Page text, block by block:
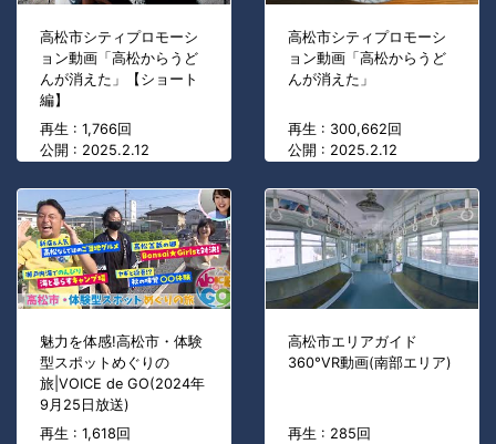
高松市シティプロモーシ
ョン動画「高松からうど
んが消えた」【ショート
編】
再生 : 1,766回
公開 : 2025.2.12
高松市シティプロモーシ
ョン動画「高松からうど
んが消えた」
再生 : 300,662回
公開 : 2025.2.12
魅力を体感!高松市・体験
型スポットめぐりの
旅|VOICE de GO(2024年
9月25日放送)
再生 : 1,618回
高松市エリアガイド
360°VR動画(南部エリア)
再生 : 285回